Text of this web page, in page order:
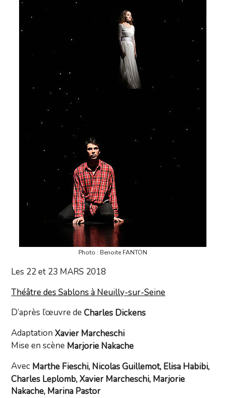
Photo : Benoite FANTON
Les 22 et 23 MARS 2018
Théâtre des Sablons à Neuilly-sur-Seine
D’après l’œuvre deCharles Dickens
Adaptation Xavier Marcheschi
Mise en scène Marjorie Nakache
Avec Marthe Fieschi, Nicolas Guillemot, Elisa Habibi,
Charles Leplomb, Xavier Marcheschi, Marjorie
Nakache, Marina Pastor